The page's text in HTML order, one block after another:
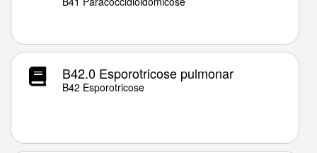
B42.0 Esporotricose pulmonar
B42 Esporotricose